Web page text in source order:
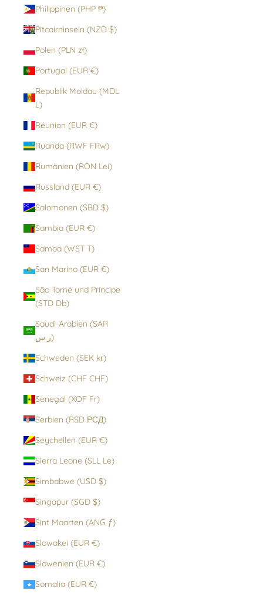
Philippinen (PHP ₱)
Pitcairninseln (NZD $)
Polen (PLN zł)
Portugal (EUR €)
Republik Moldau (MDL
L)
Réunion (EUR €)
Ruanda (RWF FRw)
Rumänien (RON Lei)
Russland (EUR €)
Salomonen (SBD $)
Sambia (EUR €)
Samoa (WST T)
San Marino (EUR €)
São Tomé und Príncipe
(STD Db)
Saudi-Arabien (SAR
ر.س)
Schweden (SEK kr)
Schweiz (CHF CHF)
Senegal (XOF Fr)
Serbien (RSD РСД)
Seychellen (EUR €)
Sierra Leone (SLL Le)
Simbabwe (USD $)
Singapur (SGD $)
Sint Maarten (ANG ƒ)
Slowakei (EUR €)
Slowenien (EUR €)
Somalia (EUR €)